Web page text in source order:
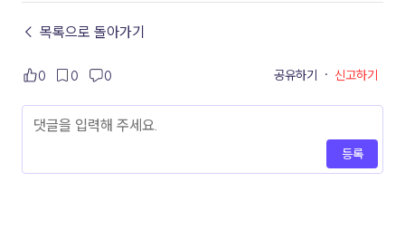
← 목록으로 돌아가기
0 0 0 공유하기 · 신고하기
등록